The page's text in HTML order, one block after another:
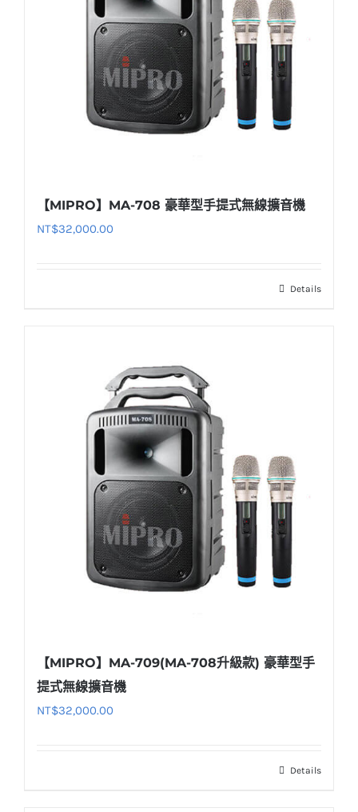
【MIPRO】MA-708 豪華型手提式無線擴音機
NT$32,000.00
Details
【MIPRO】MA-709(MA-708升級款) 豪華型手
提式無線擴音機
NT$32,000.00
Details